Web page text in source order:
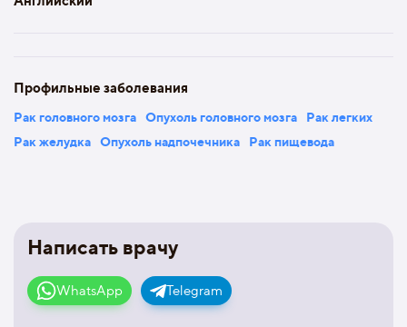
Написать врачу
WhatsApp Telegram
Профильные заболевания
Рак головного мозга Опухоль головного мозга
Рак легких
Рак желудка Опухоль надпочечника Рак пищевода